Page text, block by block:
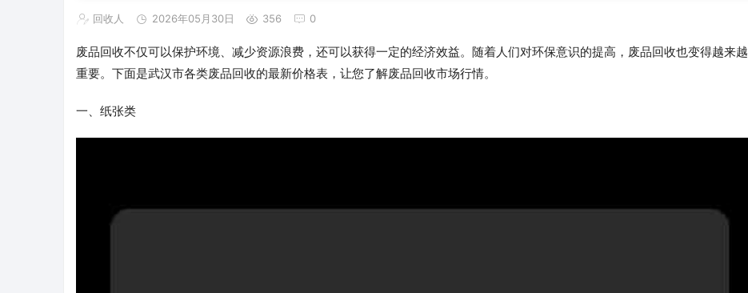
回收人 2026年05月30日 356 0
废品回收不仅可以保护环境、减少资源浪费，还可以获得一定的经济效益。随着人们对环保意识的提高，废品回收也变得越来越
重要。下面是武汉市各类废品回收的最新价格表，让您了解废品回收市场行情。
一、纸张类